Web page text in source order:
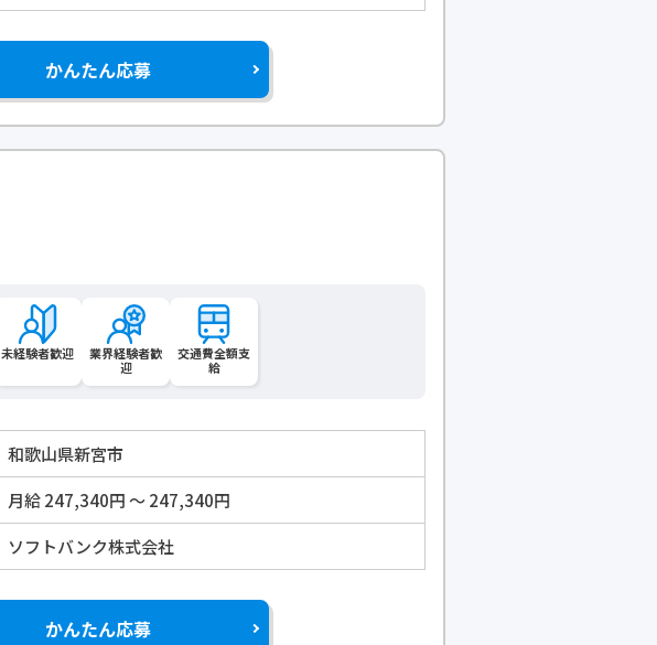
かんたん応募
未経験者歓迎
業界経験者歓
迎
交通費全額支
給
和歌山県新宮市
月給 247,340円 〜 247,340円
ソフトバンク株式会社
かんたん応募